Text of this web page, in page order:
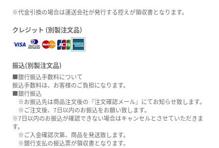
※代金引換の場合は運送会社が発行する控えが領収書となります。
クレジット (別製注文品)
振込(別製注文品)
■銀行振込手数料について
振込手数料は、お客様のご負担になります。
■銀行振込
※お振込先は商品注文後の『注文確認メール』にてお知らせ致します。
※ご注文後、7日以内のお振込をお願い致します。
※7日以内のお振込が確認できない場合はキャンセルとさせていただきま
す。
※ご入金確認次第、商品を発送致します。
※銀行支払の振込票が領収書となります。